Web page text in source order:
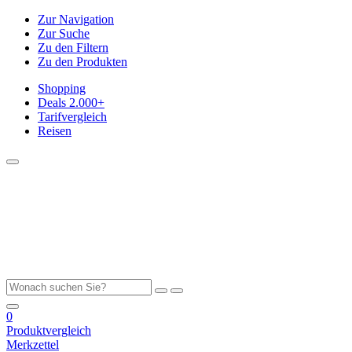
Zur Navigation
Zur Suche
Zu den Filtern
Zu den Produkten
Shopping
Deals 2.000+
Tarifvergleich
Reisen
0
Produktvergleich
Merkzettel